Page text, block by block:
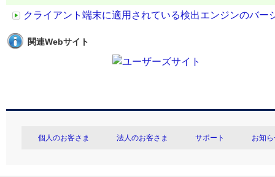
クライアント端末に適用されている検出エンジンのバ
関連Webサイト
個人のお客さま 法人のお客さま サポート お知